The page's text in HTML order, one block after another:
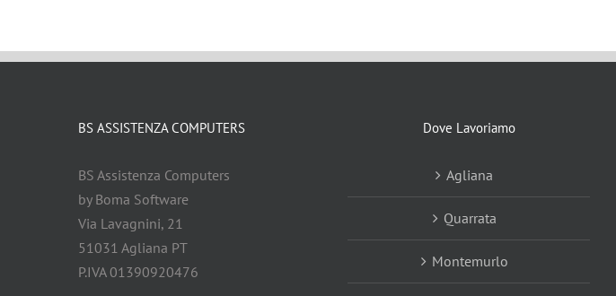
BS ASSISTENZA COMPUTERS
BS Assistenza Computers
by Boma Software
Via Lavagnini, 21
51031 Agliana PT
P.IVA 01390920476
Dove Lavoriamo
Agliana
Quarrata
Montemurlo